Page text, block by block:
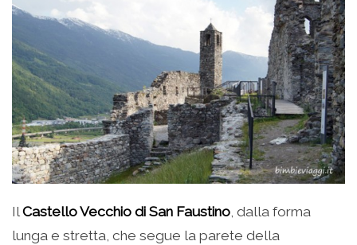
IlCastello Vecchio di San Faustino, dalla forma
lunga e stretta, che segue la parete della